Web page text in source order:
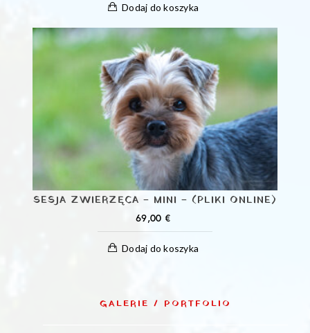
Dodaj do koszyka
SESJA ZWIERZĘCA – MINI – (PLIKI ONLINE)
69,00 €
Dodaj do koszyka
GALERIE / PORTFOLIO